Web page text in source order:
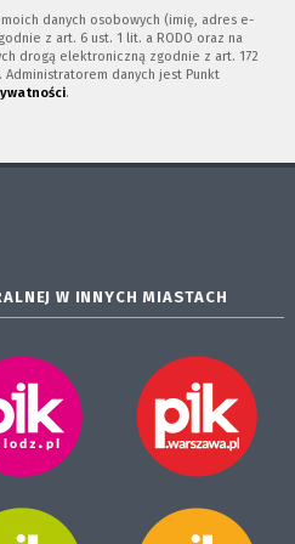
danych osobowych (imię, adres e-
z art. 6 ust. 1 lit. a RODO oraz na
drogą elektroniczną zgodnie z art. 172
danych jest Punkt
.
W INNYCH MIASTACH